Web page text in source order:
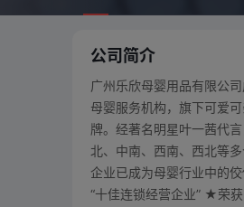
公司简介
广州乐欣母婴用品有限公
母婴服务机构，旗下可爱
牌。经著名明星叶一茜代
北、中南、西南、西北等
企业已成为母婴行业中的
“十佳连锁经营企业” ★荣